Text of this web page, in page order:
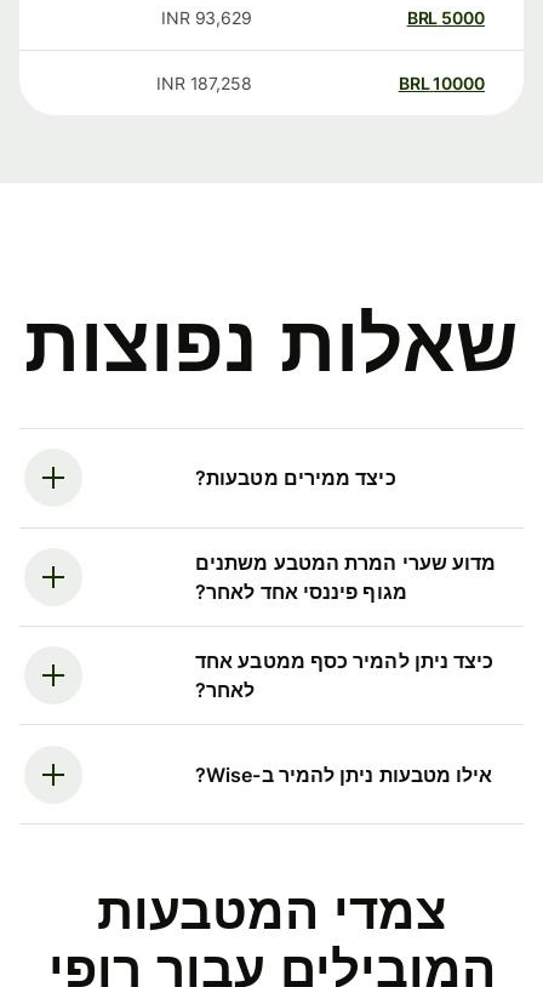
5000
BRL
93,629
INR
10000
BRL
187,258
INR
שאלות נפוצות
כיצד ממירים מטבעות?
מדוע שערי המרת המטבע משתנים
מגוף פיננסי אחד לאחר?
כיצד ניתן להמיר כסף ממטבע אחד
לאחר?
אילו מטבעות ניתן להמיר ב-Wise?
צמדי המטבעות
המובילים עבור רופי